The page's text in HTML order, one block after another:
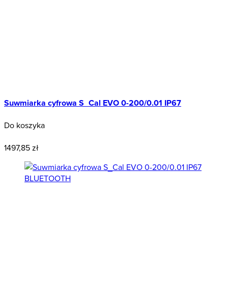
Suwmiarka cyfrowa S_Cal EVO 0-200/0.01 IP67
Do koszyka
1497,85 zł